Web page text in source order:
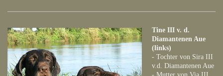
Tine III v. d.
Diamantenen Aue
(links)
- Tochter von Sira III
v.d. Diamantenen Aue